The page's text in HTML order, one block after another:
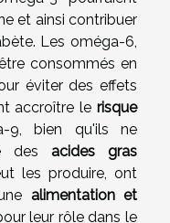
et ainsi contribuer
Les oméga-6,
consommés en
éviter des effets
accroître le risque
9, bien qu'ils ne
des acides gras
les produire, ont
alimentation et
leur rôle dans le